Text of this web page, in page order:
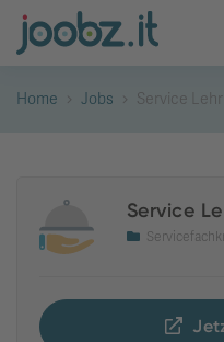
Home Jobs Service
Service